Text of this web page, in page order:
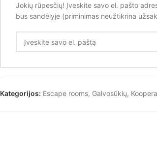
Jokių rūpesčių! Įveskite savo el. pašto
bus sandėlyje (priminimas neužtikrina
Kategorijos: Escape rooms, Galvosūkių,